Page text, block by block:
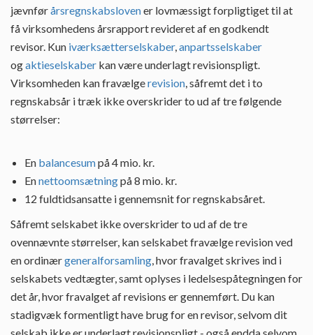
jævnførårsregnskabslovener lovmæssigt forpligtiget til at
få virksomhedens årsrapport revideret af en godkendt
revisor. Kun iværksætterselskaber,anpartsselskaber
ogaktieselskaber kan være underlagt revisionspligt.
Virksomheden kan fravælgerevision, såfremt det i to
regnskabsår i træk ikke overskrider to ud af tre følgende
størrelser:
En balancesumpå 4 mio. kr.
Ennettoomsætningpå 8 mio. kr.
12 fuldtidsansatte i gennemsnit for regnskabsåret.
Såfremt selskabet ikke overskrider to ud af de tre
ovennævnte størrelser, kan selskabet fravælge revision ved
en ordinærgeneralforsamling, hvor fravalget skrives ind i
selskabets vedtægter, samt oplyses i ledelsespåtegningen for
det år, hvor fravalget af revisions er gennemført. Du kan
stadigvæk formentligt have brug for en revisor, selvom dit